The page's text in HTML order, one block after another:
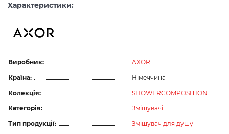
Характеристики:
Виробник:
AXOR
Країна:
Німеччина
Колекція:
SHOWERCOMPOSITION
Категорія:
Змішувачі
Тип продукції:
Змішувач для душу